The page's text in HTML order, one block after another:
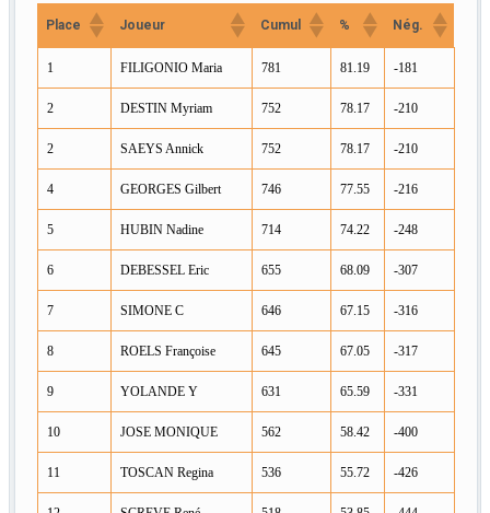
Place Joueur Cumul % Nég.
1 FILIGONIO Maria 781 81.19 -181
2 DESTIN Myriam 752 78.17 -210
2 SAEYS Annick 752 78.17 -210
4 GEORGES Gilbert 746 77.55 -216
5 HUBIN Nadine 714 74.22 -248
6 DEBESSEL Eric 655 68.09 -307
7 SIMONE C 646 67.15 -316
8 ROELS Françoise 645 67.05 -317
9 YOLANDE Y 631 65.59 -331
10 JOSE MONIQUE 562 58.42 -400
11 TOSCAN Regina 536 55.72 -426